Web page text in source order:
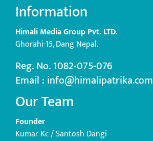
Information
Himali Media Group Pvt. LTD.
Ghorahi-15, Dang Nepal.
Reg. No. 1082-075-076
Email : info@himalipatrika.com
Our Team
Founder
Kumar Kc / Santosh Dangi